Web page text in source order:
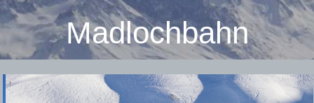
Madlochbahn